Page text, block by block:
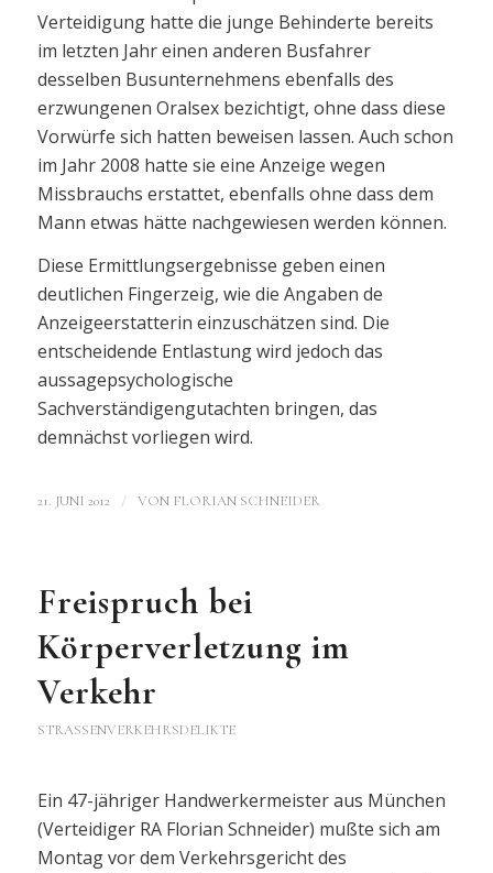
Verteidigung hatte die junge Behinderte bereits
im letzten Jahr einen anderen Busfahrer
desselben Busunternehmens ebenfalls des
erzwungenen Oralsex bezichtigt, ohne dass diese
Vorwürfe sich hatten beweisen lassen. Auch schon
im Jahr 2008 hatte sie eine Anzeige wegen
Missbrauchs erstattet, ebenfalls ohne dass dem
Mann etwas hätte nachgewiesen werden können.
Diese Ermittlungsergebnisse geben einen
deutlichen Fingerzeig, wie die Angaben de
Anzeigeerstatterin einzuschätzen sind. Die
entscheidende Entlastung wird jedoch das
aussagepsychologische
Sachverständigengutachten bringen, das
demnächst vorliegen wird.
21. JUNI 2012 / VON FLORIAN SCHNEIDER
Freispruch bei
Körperverletzung im
Verkehr
STRASSENVERKEHRSDELIKTE
Ein 47-jähriger Handwerkermeister aus München
(Verteidiger RA Florian Schneider) mußte sich am
Montag vor dem Verkehrsgericht des